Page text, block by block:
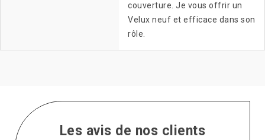
couverture. Je vous offrir un
Velux neuf et efficace dans son
rôle.
Les avis de nos clients